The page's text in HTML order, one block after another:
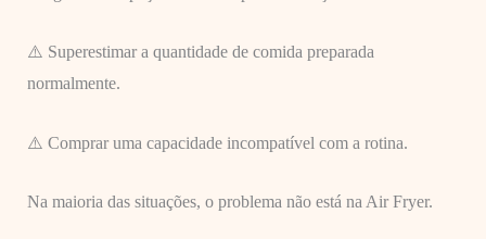
⚠️ Superestimar a quantidade de comida preparada
normalmente.
⚠️ Comprar uma capacidade incompatível com a rotina.
Na maioria das situações, o problema não está na Air Fryer.